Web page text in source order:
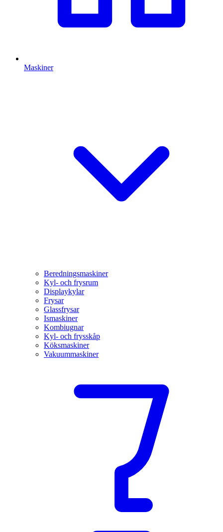
Maskiner
Beredningsmaskiner
Kyl- och frysrum
Displaykylar
Frysar
Glassfrysar
Ismaskiner
Kombiugnar
Kyl- och frysskåp
Köksmaskiner
Vakuummaskiner